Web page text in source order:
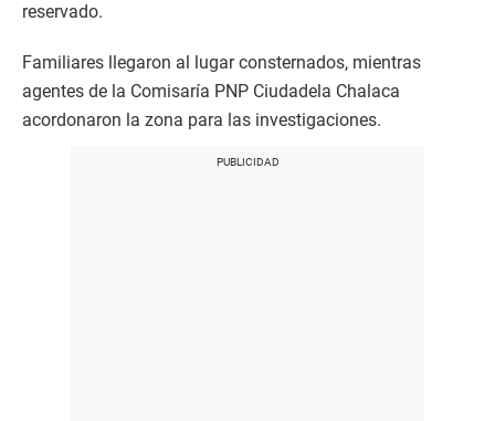
reservado.
Familiares llegaron al lugar consternados, mientras
agentes de la Comisaría PNP Ciudadela Chalaca
acordonaron la zona para las investigaciones.